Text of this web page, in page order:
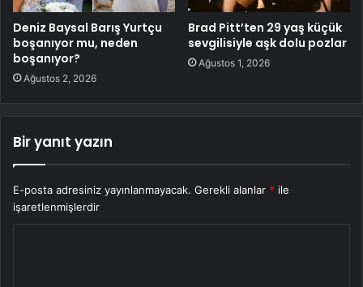
Deniz Baysal Barış Yurtçu
boşanıyor mu, neden
boşanıyor?
Ağustos 2, 2026
Brad Pitt’ten 29 yaş küçük
sevgilisiyle aşk dolu pozlar
Ağustos 1, 2026
Bir yanıt yazın
E-posta adresiniz yayınlanmayacak. Gerekli alanlar * ile
işaretlenmişlerdir